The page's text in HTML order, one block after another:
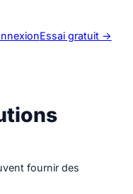
Essai gratuit ->
fournir des